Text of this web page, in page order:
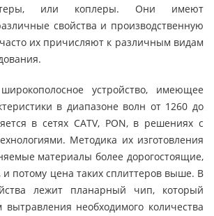
или коплеры. Они имеют
свойства и производственную
их причисляют к различным видам
устройство, имеющее
в диапазоне волн от 1260 до
в сетях CATV, PON, в решениях с
Методика их изготовления
материалы более дорогостоящие,
и потому цена таких сплиттеров выше. В
лежит планарный чип, который
вытравления необходимого количества